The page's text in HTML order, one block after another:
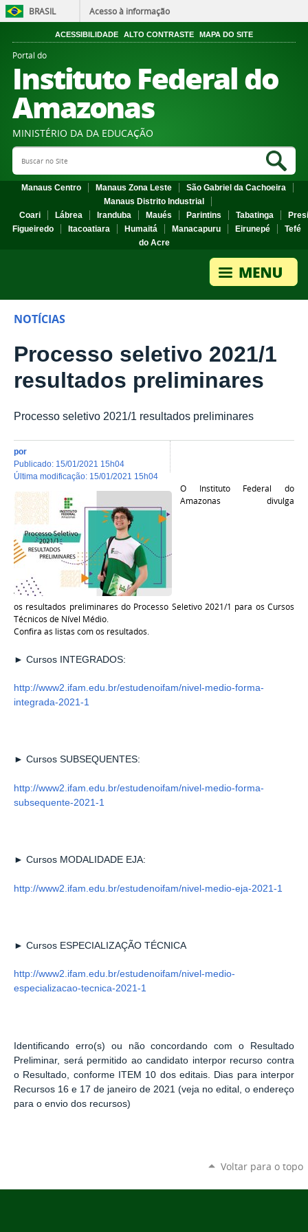
BRASIL Acesso à informação
ACESSIBILIDADE ALTO CONTRASTE MAPA DO SITE
Portal do
Instituto Federal do
Amazonas
MINISTÉRIO DA DA EDUCAÇÃO
Search Site
Manaus Centro Manaus Zona Leste
São Gabriel da Cachoeira
Manaus Distrito Industrial
Coari
Lábrea Iranduba Maués Parintins Tabatinga
Figueiredo
Itacoatiara Humaitá Manacapuru Eirunepé
Tefé
do Acre
NOTÍCIAS
Processo seletivo 2021/1
resultados preliminares
Processo seletivo 2021/1 resultados preliminares
por
publicado: 15/01/2021 15h04
última modificação: 15/01/2021 15h04
O Instituto Federal do
Amazonas divulga
os resultados preliminares do Processo Seletivo 2021/1 para os Cursos
Técnicos de Nível Médio.
Confira as listas com os resultados.
► Cursos INTEGRADOS:
http://www2.ifam.edu.br/estudenoifam/nivel-medio-forma-
integrada-2021-1
► Cursos SUBSEQUENTES:
http://www2.ifam.edu.br/estudenoifam/nivel-medio-forma-
subsequente-2021-1
► Cursos MODALIDADE EJA:
http://www2.ifam.edu.br/estudenoifam/nivel-medio-eja-2021-1
► Cursos ESPECIALIZAÇÃO TÉCNICA
http://www2.ifam.edu.br/estudenoifam/nivel-medio-
especializacao-tecnica-2021-1
Identificando erro(s) ou não concordando com o Resultado
Preliminar, será permitido ao candidato interpor recurso contra
o Resultado, conforme ITEM 10 dos editais. Dias para interpor
Recursos 16 e 17 de janeiro de 2021 (veja no edital, o endereço
para o envio dos recursos)
Voltar para o topo